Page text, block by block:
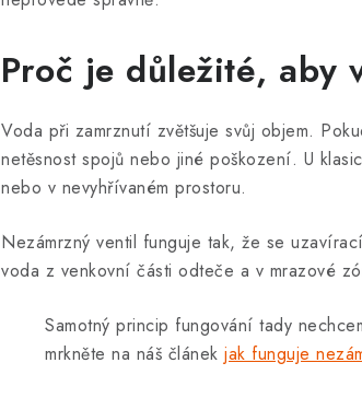
Proč je důležité, aby
Voda při zamrznutí zvětšuje svůj objem.
netěsnost spojů nebo jiné poškození. U
nebo v nevyhřívaném prostoru.
Nezámrzný ventil funguje tak, že se
voda z venkovní části odteče a v mrazové
Samotný princip fungování tady
mrkněte na náš článek jak funguje